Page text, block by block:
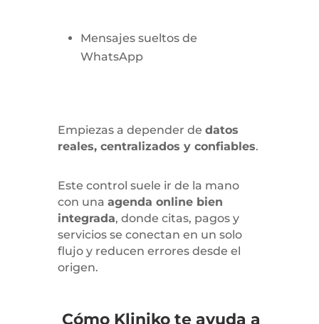
Mensajes sueltos de
WhatsApp
Empiezas a depender de datos
reales, centralizados y confiables.
Este control suele ir de la mano
con una agenda online bien
integrada, donde citas, pagos y
servicios se conectan en un solo
flujo y reducen errores desde el
origen.
Cómo Kliniko te ayuda a